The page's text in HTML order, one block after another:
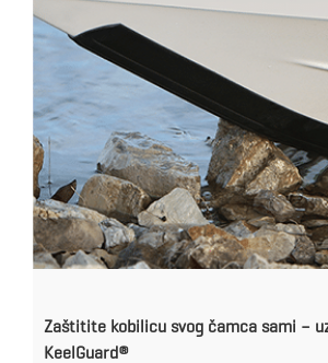
Zaštitite kobilicu svog čamca sami –
KeelGuard®